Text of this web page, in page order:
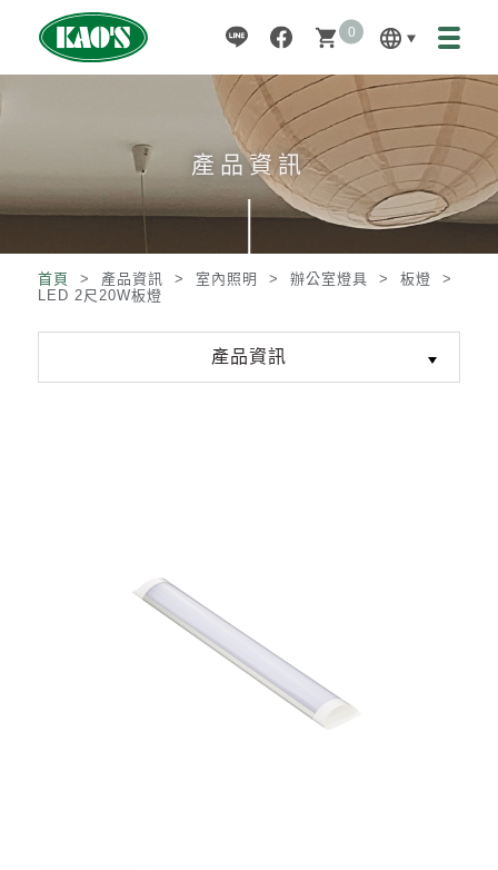
language
shopping_cart 0
產品資訊
首頁 > 產品資訊 > 室內照明 > 辦公室燈具 > 板燈 >
LED 2尺20W板燈
產品資訊